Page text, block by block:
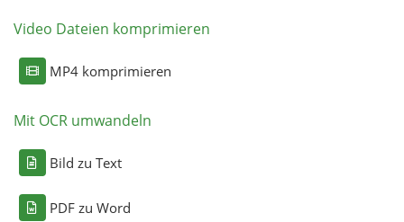
Video Dateien komprimieren
MP4 komprimieren
Mit OCR umwandeln
Bild zu Text
PDF zu Word